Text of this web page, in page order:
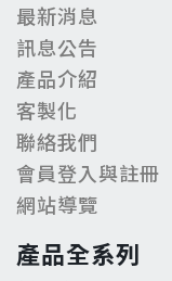
最新消息
訊息公告
產品介紹
客製化
聯絡我們
會員登入與註冊
網站導覽
產品全系列